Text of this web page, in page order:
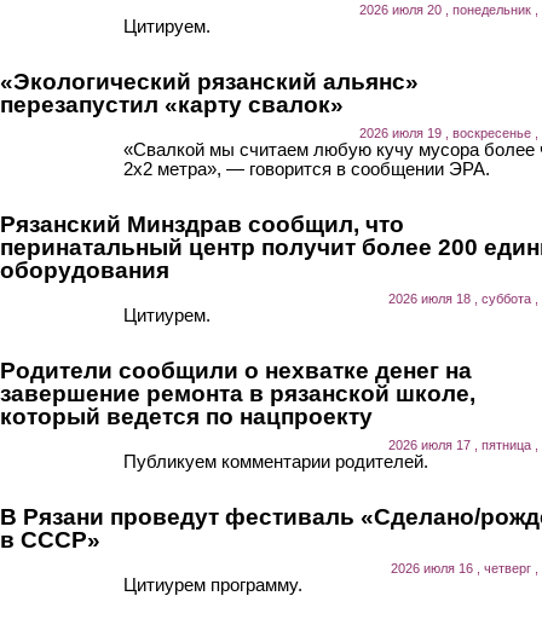
2026 июля 20 , понедельник ,
Цитируем.
«Экологический рязанский альянс»
перезапустил «карту свалок»
2026 июля 19 , воскресенье ,
«Свалкой мы считаем любую кучу мусора более
2х2 метра», — говорится в сообщении ЭРА.
Рязанский Минздрав сообщил, что
перинатальный центр получит более 200
оборудования
2026 июля 18 , суббота ,
Цитиурем.
Родители сообщили о нехватке денег на
завершение ремонта в рязанской школе,
который ведется по нацпроекту
2026 июля 17 , пятница ,
Публикуем комментарии родителей.
В Рязани проведут фестиваль «Сделано/
в СССР»
2026 июля 16 , четверг ,
Цитиурем программу.